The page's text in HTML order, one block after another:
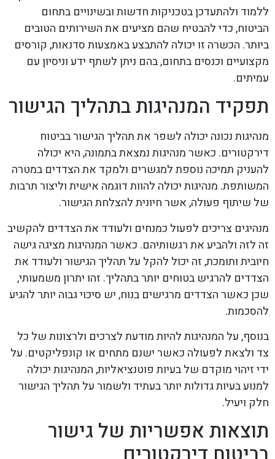
ללמוד ולהתעדכן בטכניקות חדשות ובשינויים בתחום
הביטוח, כדי להבטיח שהם מציעים את השירותים הטובים
ביותר. הכשרה זו יכולה להתבצע באמצעות סדנאות, קורסים
מקצועיים וכנסים בתחום, בהם ניתן לשתף ידע וניסיון עם
עמיתים.
תפקיד המנהיגות בתהליך הגישור
מנהיגות נכונה יכולה לשפר את תהליך הגישור בביטוח
דירקטורים. כאשר מנהיגות נמצאת בתמונה, היא יכולה
להעניק תמיכה נוספת למגשרים ולמקד את הצדדים במטרה
המשותפת. מנהיגות יכולה להוות דוגמה אישית וליצור תרבות
של שיתוף פעולה, אשר חיונית להצלחת הגישור.
מנהיגים צריכים לפעול כמנחים ולעודד את הצדדים להקשיב
זה לזה ולהביע את רגשותיהם. כאשר המנהיגות מציגה גישה
חיובית ותומכת, זה יכול להקל על תהליך הגישור ולעודד את
הצדדים להרגיש בטוחים יותר בתהליך. זהו יתרון משמעותי,
שכן כאשר הצדדים מרגישים בנוח, יש סיכוי גבוה יותר להגיע
להסכמות.
בנוסף, על המנהיגות להיות מודעת לצרכים ולרצונות של כל
צד ולצאת לפעולה כאשר ישנם מתחים או קונפליקטים. על
ידי זיהוי מוקדם של בעיות פוטנציאליות, המנהיגות יכולה
למנוע בעיות גדולות יותר בעתיד ולשמור על תהליך הגישור
חלק ויעיל.
תוצאות אפשריות של גישור